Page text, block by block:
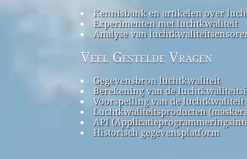
Kennisbank en artikelen over
Experimenten met luchtkwaliteit
Analyse van
Veel Gestelde Vragen
Gegevensbron luchtkwaliteit
Berekening van de
Voorspelling van de luchtkwaliteit
Luchtkwaliteitsproducten
API
Historisch gegevensplatform